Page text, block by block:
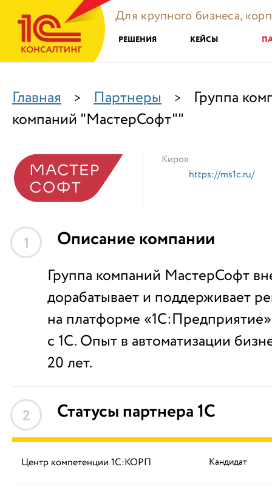
Для крупного бизнеса,
РЕШЕНИЯ КЕЙСЫ
Главная > Партнеры >
Группа
компаний "МастерСофт""
Киров
https://ms1c.ru/
1 Описание компании
Группа компаний МастерСофт
дорабатывает и поддерживает
на платформе
с 1С. Опыт в автоматизации
20 лет.
2 Статусы партнера 1С
Центр компетенции 1С:КОРП Кандидат